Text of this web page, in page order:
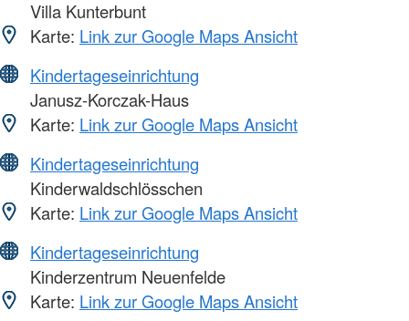
Villa Kunterbunt
Karte: Link zur Google Maps Ansicht
Kindertageseinrichtung
Janusz-Korczak-Haus
Karte: Link zur Google Maps Ansicht
Kindertageseinrichtung
Kinderwaldschlösschen
Karte: Link zur Google Maps Ansicht
Kindertageseinrichtung
Kinderzentrum Neuenfelde
Karte: Link zur Google Maps Ansicht